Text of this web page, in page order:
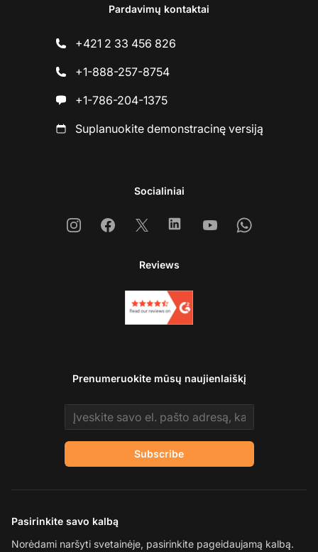
Pardavimų kontaktai
+421 2 33 456 826
+1-888-257-8754
+1-786-204-1375
Suplanuokite demonstracinę versiją
Socialiniai
InstagramFacebook
X LinkedinYoutubeWhatsapp
Reviews
Prenumeruokite mūsų naujienlaiškį
Email address
Subscribe
Pasirinkite savo kalbą
Norėdami naršyti svetainėje, pasirinkite pageidaujamą kalbą.